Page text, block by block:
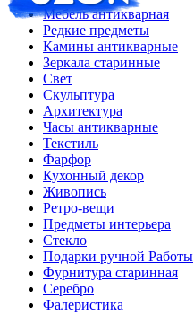
Мебель антикварная
Редкие предметы
Камины антикварные
Зеркала старинные
Свет
Скульптура
Архитектура
Часы антикварные
Текстиль
Фарфор
Кухонный декор
Живопись
Ретро-вещи
Предметы интерьера
Стекло
Подарки ручной Работы
Фурнитура старинная
Серебро
Фалеристика